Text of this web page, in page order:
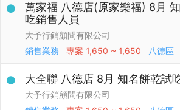
萬家福 八德店(原家樂福) 8月
吃銷售人員
大予行銷顧問有限公司
銷售業務
專案 1,650 ~ 1,650 八德區
大全聯 八德店 8月 知名餅乾試
大予行銷顧問有限公司